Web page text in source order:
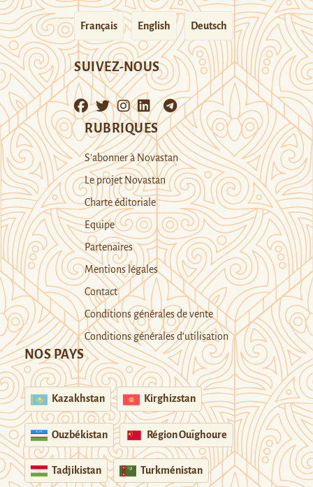
Français English Deutsch
SUIVEZ-NOUS
RUBRIQUES
S’abonner à Novastan
Le projet Novastan
Charte éditoriale
Equipe
Partenaires
Mentions légales
Contact
Conditions générales de vente
Conditions générales d’utilisation
NOS PAYS
Kazakhstan Kirghizstan
Ouzbékistan Région Ouïghoure
Tadjikistan Turkménistan